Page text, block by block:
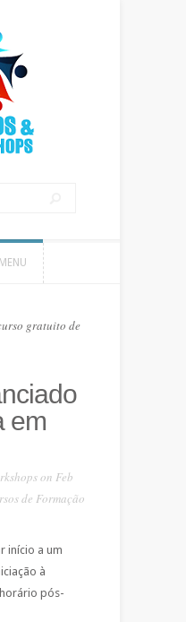
gratuito de
em
on Feb
de Formação
início a um
à
pós-